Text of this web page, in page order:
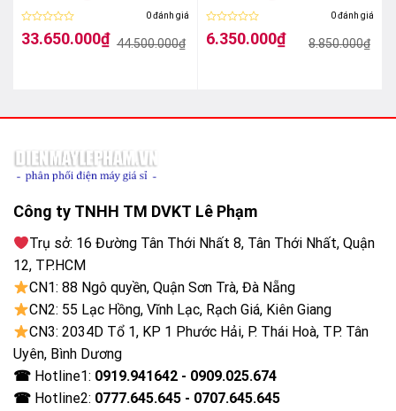
Được
xếp
0 đánh giá
44.500.000₫
Giá
33.650.000₫
Giá
Được
xếp
0 đánh giá
8.850.000₫
Giá
6.350.000₫
Giá
Công ty TNHH TM DVKT Lê Phạm
Trụ sở: 16 Đường Tân Thới Nhất 8, Tân Thới Nhất, Quận
12, TP.HCM
CN1: 88 Ngô quyền, Quận Sơn Trà, Đà Nẵng
CN2: 55 Lạc Hồng, Vĩnh Lạc, Rạch Giá, Kiên Giang
CN3: 2034D Tổ 1, KP 1 Phước Hải, P. Thái Hoà, TP. Tân
Uyên, Bình Dương
☎ Hotline1: 0919.941642 - 0909.025.674
☎ Hotline2: 0777.645.645 - 0707.645.645